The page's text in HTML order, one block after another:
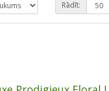
Rādīt: